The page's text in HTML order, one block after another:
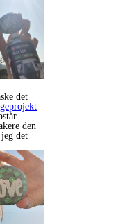
det
den
det